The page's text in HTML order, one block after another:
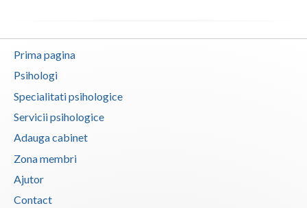
Valcea
Vrancea
Prima pagina
Psihologi
Specialitati psihologice
Servicii psihologice
Adauga cabinet
Zona membri
Ajutor
Contact